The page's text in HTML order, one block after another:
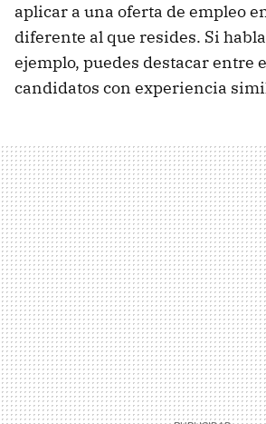
aplicar a una oferta de empleo
diferente al que resides. Si
ejemplo, puedes destacar entre
candidatos con experiencia